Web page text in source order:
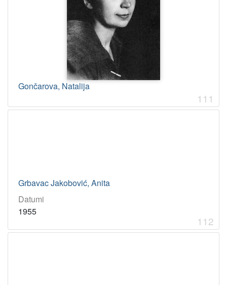
Gončarova, Natalija
111
Grbavac Jakobović, Anita
Datumi
1955
112